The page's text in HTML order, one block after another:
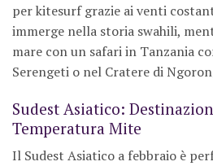
per kitesurf grazie ai venti
immerge nella storia swahili,
mare con un safari in Tanzania
Serengeti o nel Cratere di
Sudest Asiatico:
Temperatura Mite
Il Sudest Asiatico a febbraio è